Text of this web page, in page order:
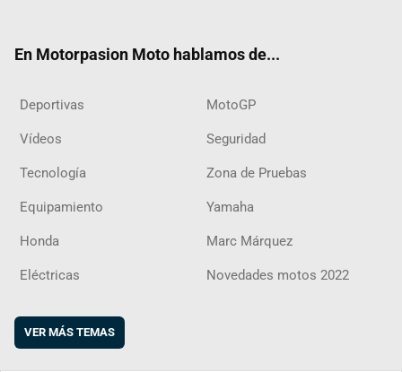
En Motorpasion Moto hablamos de...
Deportivas MotoGP
Vídeos Seguridad
Tecnología Zona de Pruebas
Equipamiento Yamaha
Honda Marc Márquez
Eléctricas Novedades motos 2022
VER MÁS TEMAS